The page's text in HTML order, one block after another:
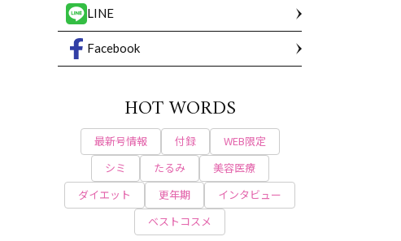
LINE
Facebook
HOT WORDS
最新号情報 付録
WEB限定
シミ
たるみ
美容医療
ダイエット
更年期
インタビュー
ベストコスメ